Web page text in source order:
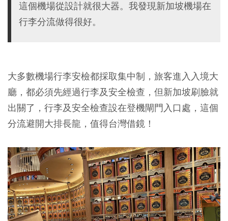
這個機場從設計就很大器。我發現新加坡機場在
行李分流做得很好。
大多數機場行李安檢都採取集中制，旅客進入入境大
廳，都必須先經過行李及安全檢查，但新加坡刷臉就
出關了，行李及安全檢查設在登機閘門入口處，這個
分流避開大排長龍，值得台灣借鏡！